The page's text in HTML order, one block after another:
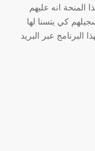
المنحة انه عليهم
كي يتسنا لها
البرنامج عبر البريد